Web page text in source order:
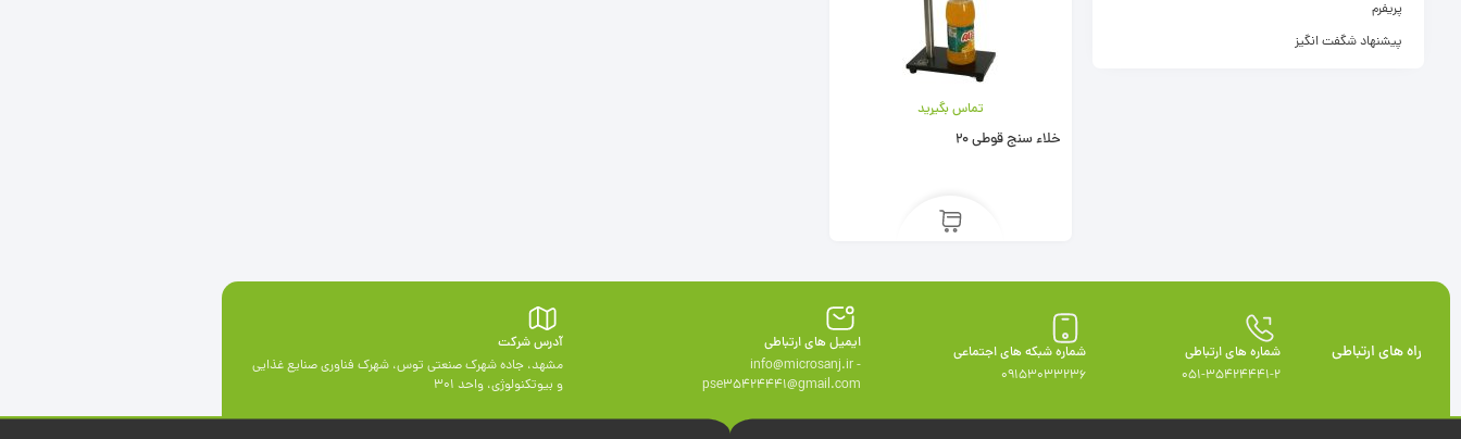
تماس بگیرید
خلاء سنج قوطی 20
پریفرم
پیشنهاد شگفت انگیز
راه های ارتباطی
شماره های ارتباطی
051-35424441-2
شماره شبکه های اجتماعی
09153033236
ایمیل های ارتباطی
info@microsanj.ir -
pse35424441@gmail.com
آدرس شرکت
مشهد، جاده شهرک صنعتی توس، شهرک فناوری صنايع غذايی
و بيوتكنولوژی، واحد 301